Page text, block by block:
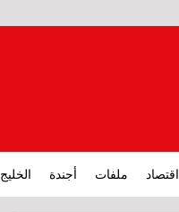
اقتصاد ملفات أجندة الخليج